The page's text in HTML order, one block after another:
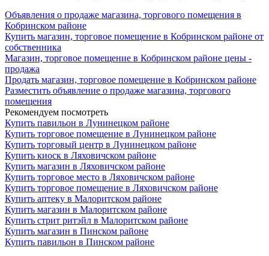
Объявления о продаже магазина, торгового помещения в
Кобринском районе
Купить магазин, торговое помещение в Кобринском районе от
собственника
Магазин, торговое помещение в Кобринском районе цены -
продажа
Продать магазин, торговое помещение в Кобринском районе
Разместить объявление о продаже магазина, торгового
помещения
Рекомендуем посмотреть
Купить павильон в Лунинецком районе
Купить торговое помещение в Лунинецком районе
Купить торговый центр в Лунинецком районе
Купить киоск в Ляховичском районе
Купить магазин в Ляховичском районе
Купить торговое место в Ляховичском районе
Купить торговое помещение в Ляховичском районе
Купить аптеку в Малоритском районе
Купить магазин в Малоритском районе
Купить стрит ритэйл в Малоритском районе
Купить магазин в Пинском районе
Купить павильон в Пинском районе